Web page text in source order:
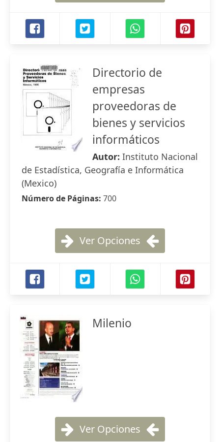
Directorio de
empresas
proveedoras de
bienes y servicios
informáticos
Autor: Instituto Nacional
de Estadística, Geografía e Informática
(Mexico)
Número de Páginas: 700
Ver Opciones
Milenio
Ver Opciones